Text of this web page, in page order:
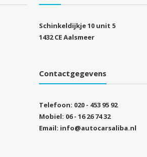
Schinkeldijkje 10 unit 5
1432 CE Aalsmeer
Contactgegevens
Telefoon: 020 - 453 95 92
Mobiel: 06 - 16 26 74 32
Email: info@autocarsaliba.nl